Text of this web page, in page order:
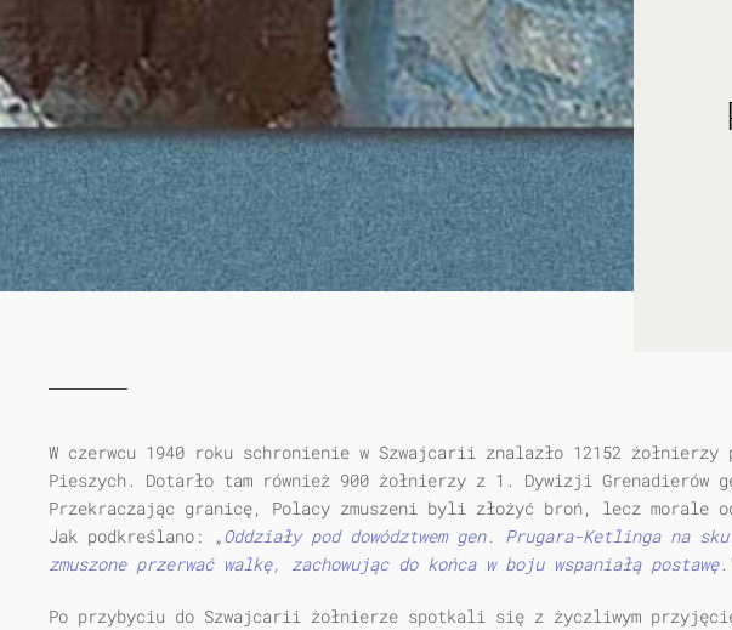
W czerwcu 1940 roku schronienie w Szwajcarii znalazło 12152
Pieszych. Dotarło tam również 900 żołnierzy z 1. Dywizji Grenadierów
Przekraczając granicę, Polacy zmuszeni byli złożyć broń, lecz morale
Jak podkreślano: „Oddziały pod dowództwem gen. Prugara-Ketlinga na
zmuszone przerwać walkę, zachowując do końca w boju wspaniałą postawę
Po przybyciu do Szwajcarii żołnierze spotkali się z życzliwym